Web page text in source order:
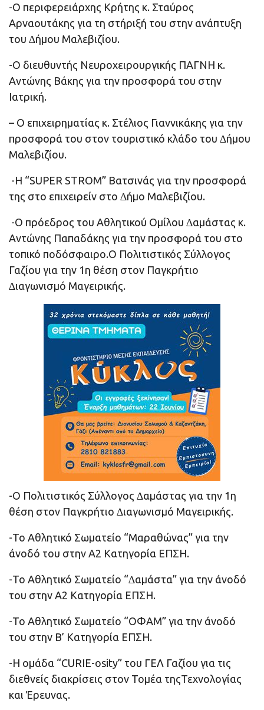
-Ο περιφερειάρχης Κρήτης κ. Σταύρος
Αρναουτάκης για τη στήριξή του στην ανάπτυξη
του ∆ήμου Μαλεβιζίου.
-Ο διευθυντής Νευροχειρουργικής ΠΑΓΝΗ κ.
Αντώνης Βάκης για την προσφορά του στην
Ιατρική.
– Ο επιχειρηματίας κ. Στέλιος Γιαννικάκης για την
προσφορά του στον τουριστικό κλάδο του ∆ήμου
Μαλεβιζίου.
-Η “SUPER STROM” Bατσινάς για την προσφορά
της στο επιχειρείν στο ∆ήμο Μαλεβιζίου.
-Ο πρόεδρος του Αθλητικού Ομίλου ∆αμάστας κ.
Αντώνης Παπαδάκης για την προσφορά του στο
τοπικό ποδόσφαιρο.Ο Πολιτιστικός Σύλλογος
Γαζίου για την 1η θέση στον Παγκρήτιο
∆ιαγωνισμό Μαγειρικής.
-Ο Πολιτιστικός Σύλλογος ∆αμάστας για την 1η
θέση στον Παγκρήτιο ∆ιαγωνισμό Μαγειρικής.
-Το Αθλητικό Σωματείο “Μαραθώνας” για την
άνοδό του στην Α2 Κατηγορία ΕΠΣΗ.
-Το Αθλητικό Σωματείο “∆αμάστα” για την άνοδό
του στην Α2 Κατηγορία ΕΠΣΗ.
-Το Αθλητικό Σωματείο “ΟΦΑΜ” για την άνοδό
του στην Β’ Κατηγορία ΕΠΣΗ.
-Η ομάδα “CURIE-osity” του ΓΕΛ Γαζίου για τις
διεθνείς διακρίσεις στον Τομέα τηςΤεχνολογίας
και Έρευνας.